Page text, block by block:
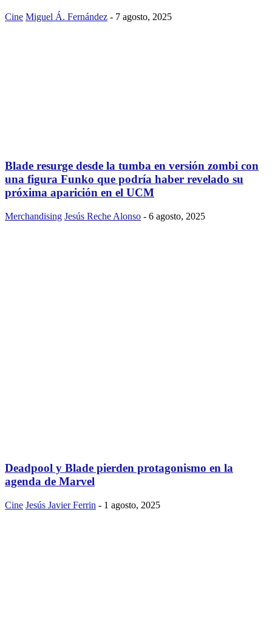
Cine Miguel Á. Fernández - 7 agosto, 2025
Blade resurge desde la tumba en versión zombi con
una figura Funko que podría haber revelado su
próxima aparición en el UCM
Merchandising Jesús Reche Alonso - 6 agosto, 2025
Deadpool y Blade pierden protagonismo en la
agenda de Marvel
Cine Jesús Javier Ferrin - 1 agosto, 2025